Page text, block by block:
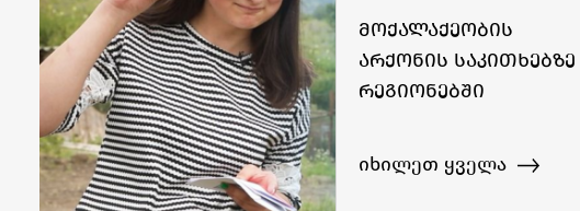
მოქალაქეობის
არქონის საკითხებზე
რეგიონებში
შეხვედრები გაიმართა
იხილეთ ყველა